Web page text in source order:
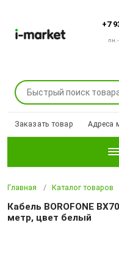
+7
Заказать товар Адреса
Главная Каталог товаров
Кабель BOROFONE
метр, цвет белый